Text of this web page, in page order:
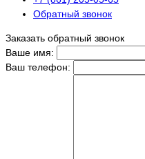
Обратный звонок
Заказать обратный звонок
Ваше имя:
Ваш телефон: